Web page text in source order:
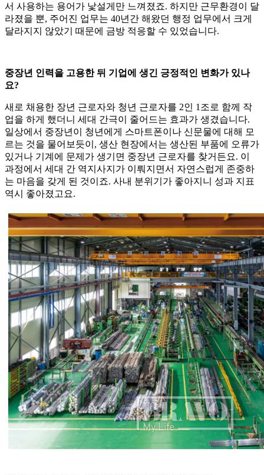
서 사용하는 용어가 낯설게만 느껴졌죠. 하지만 근무환경이 달
라졌을 뿐, 주어진 업무는 40년간 해왔던 행정 업무에서 크게
달라지지 않았기 때문에 금방 적응할 수 있었습니다.
중장년 인력을 고용한 뒤 기업에 생긴 긍정적인 변화가 있나
요?
새로 채용한 장년 근로자와 청년 근로자를 2인 1조로 함께 작
업을 하게 했더니 세대 간극이 줄어드는 효과가 생겼습니다.
일상에서 중장년이 청년에게 스마트폰이나 신문물에 대해 모
르는 것을 물어보듯이, 생산 현장에서는 생산된 부품에 오류가
있거나 기계에 문제가 생기면 중장년 근로자를 찾거든요. 이
과정에서 세대 간 역지사지가 이뤄지면서 자연스럽게 존중하
는 마음을 갖게 된 것이죠. 사내 분위기가 좋아지니 성과 지표
역시 좋아졌고요.